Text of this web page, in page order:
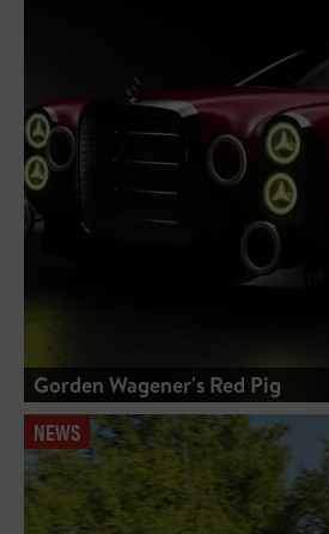
Gorden Wagener's Red Pig
NEWS